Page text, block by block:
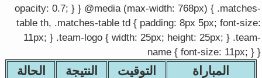
opacity: 0.7; } } @media (max-width: 768px) { .matches-
table th, .matches-table td { padding: 8px 5px; font-size:
11px; } .team-logo { width: 25px; height: 25px; } .team-
name { font-size: 11px; } }
المباراة التوقيت النتيجة الحالة